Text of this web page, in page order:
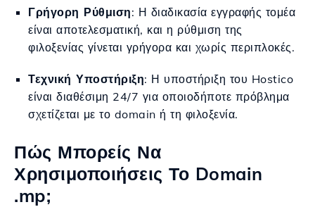
Γρήγορη Ρύθμιση: Η διαδικασία εγγραφής τομέα
είναι αποτελεσματική, και η ρύθμιση της
φιλοξενίας γίνεται γρήγορα και χωρίς περιπλοκές.
Τεχνική Υποστήριξη: Η υποστήριξη του Hostico
είναι διαθέσιμη 24/7 για οποιοδήποτε πρόβλημα
σχετίζεται με το domain ή τη φιλοξενία.
Πώς Μπορείς Να
Χρησιμοποιήσεις Το Domain
.mp;